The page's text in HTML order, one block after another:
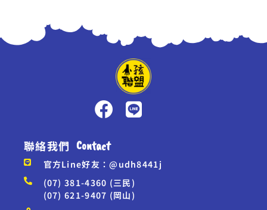
聯絡我們 Contact
官方Line好友：@udh8441j
(07) 381-4360 (三民)
(07) 621-9407 (岡山)